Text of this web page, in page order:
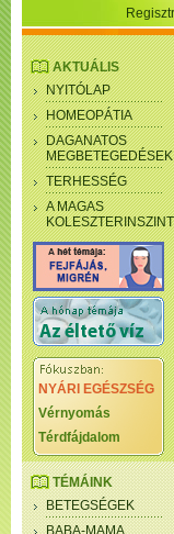
AKTUÁLIS
NYITÓLAP
HOMEOPÁTIA
DAGANATOS
MEGBETEGEDÉSEK
TERHESSÉG
A MAGAS
KOLESZTERINSZINT
NYÁRI EGÉSZSÉG
Vérnyomás
Térdfájdalom
TÉMÁINK
BETEGSÉGEK
BABA-MAMA